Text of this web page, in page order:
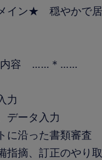
イン★ 穏やかで
容 ……＊……
力
データ入力
に沿った書類審査
指摘、訂正のやり